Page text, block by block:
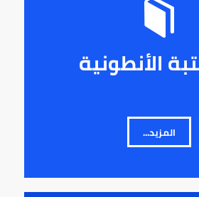
الأنطونية
المزيد...